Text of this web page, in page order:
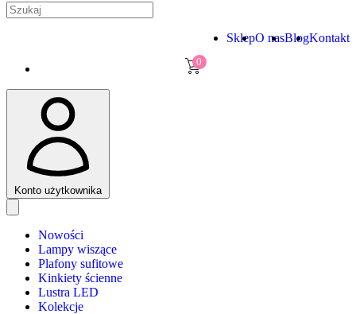
SklepO nasBlogKontakt
0
Konto użytkownika
Nowości
Lampy wiszące
Plafony sufitowe
Kinkiety ścienne
Lustra LED
Kolekcje